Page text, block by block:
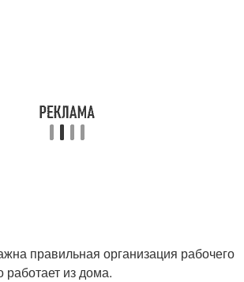
правильная организация рабочего
работает из дома.